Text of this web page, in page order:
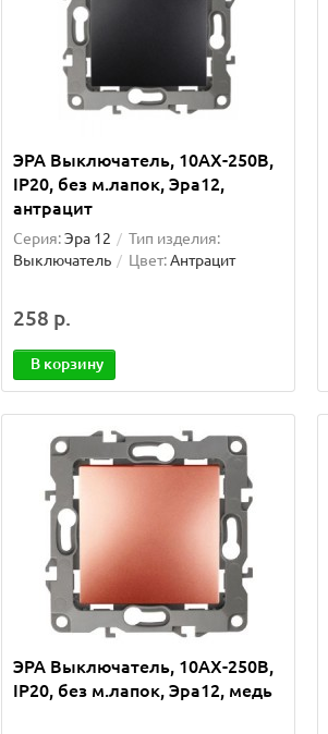
ЭРА Выключатель, 10АХ-250В,
IP20, без м.лапок, Эра12,
антрацит
Серия:Эра 12
Тип изделия:
Выключатель
Цвет:Антрацит
258 р.
В корзину
ЭРА Выключатель, 10АХ-250В,
IP20, без м.лапок, Эра12, медь